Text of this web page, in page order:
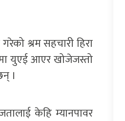
श्रम सहचारी हिरा
युएई आएर खोजेजस्तो
।
केहि म्यानपावर